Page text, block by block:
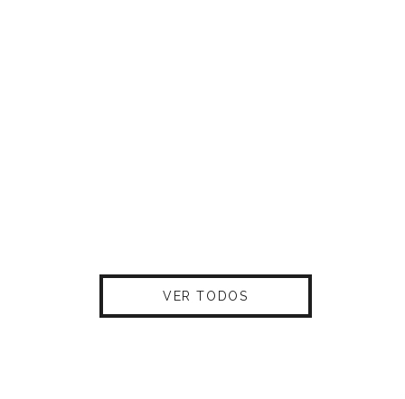
VER TODOS